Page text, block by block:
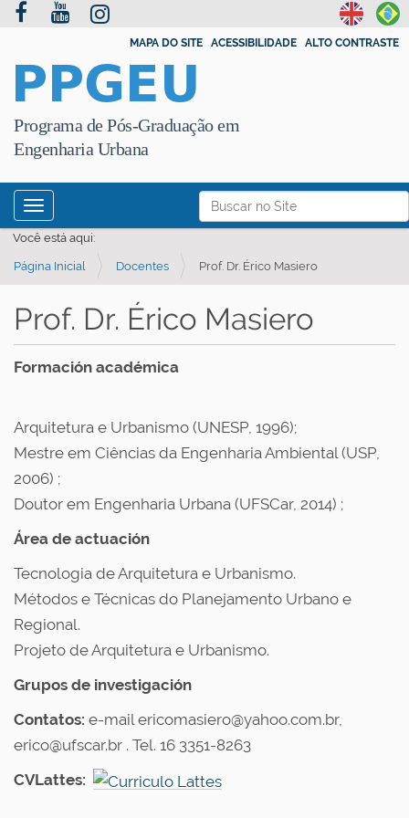
MAPA DO SITE ACESSIBILIDADE ALTO CONTRASTE
PPGEU
Programa de Pós-Graduação em
Engenharia Urbana
Busca
Busca Avançada…
Toggle navigation
Você está aqui:
Página Inicial Docentes Prof. Dr. Érico Masiero
Prof. Dr. Érico Masiero
Formación académica
Arquitetura e Urbanismo (UNESP, 1996);
Mestre em Ciências da Engenharia Ambiental (USP,
2006) ;
Doutor em Engenharia Urbana (UFSCar, 2014) ;
Área de actuación
Tecnologia de Arquitetura e Urbanismo.
Métodos e Técnicas do Planejamento Urbano e
Regional.
Projeto de Arquitetura e Urbanismo.
Grupos de investigación
Contatos: e-mail ericomasiero@yahoo.com.br,
erico@ufscar.br . Tel. 16 3351-8263
CVLattes: